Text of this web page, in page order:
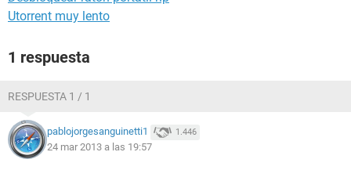
Utorrent muy lento
1 respuesta
RESPUESTA 1 / 1
pablojorgesanguinetti1 1.446
24 mar 2013 a las 19:57